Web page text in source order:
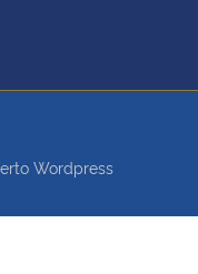
Wordpress